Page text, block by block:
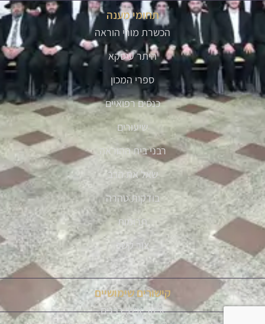
תחומי מענה
הכשרת מורי הוראה
היתר עיסקא
ספרי המכון
כנסים רפואיים
שיעורים
רבני בית ההוראה
שאל את הרב
בודקות טהרה
תרומות
צור קשר
קישורים שימושיים
איזור אישי רבנים